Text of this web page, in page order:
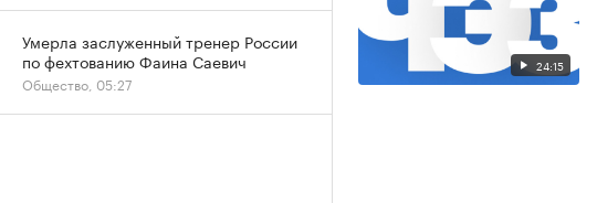
24:15
Умерла заслуженный тренер России
по фехтованию Фаина Саевич
Общество, 05:27